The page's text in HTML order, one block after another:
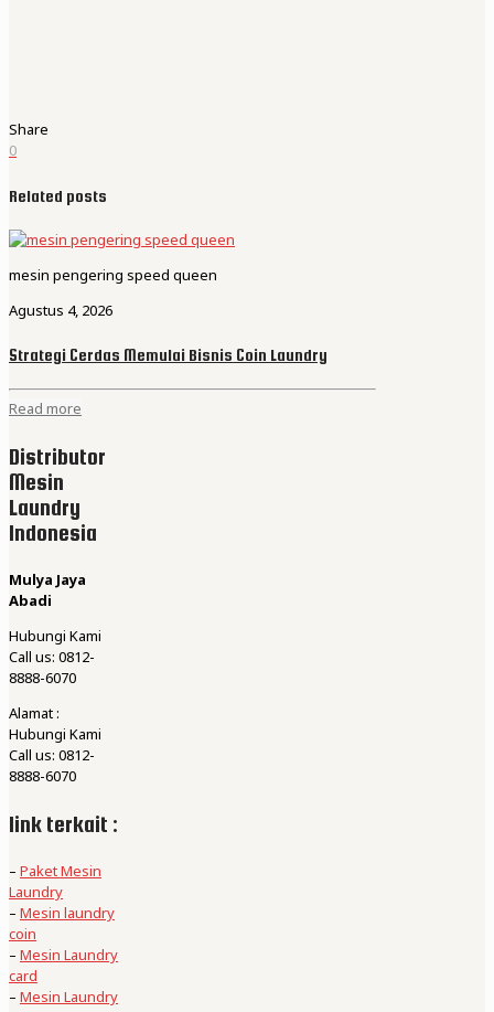
Share
0
Related posts
mesin pengering speed queen
Agustus 4, 2026
Strategi Cerdas Memulai Bisnis Coin Laundry
Read more
Distributor
Mesin
Laundry
Indonesia
Mulya Jaya
Abadi
Hubungi Kami
Call us: 0812-
8888-6070
Alamat :
Hubungi Kami
Call us: 0812-
8888-6070
link terkait :
– Paket Mesin
Laundry
– Mesin laundry
coin
– Mesin Laundry
card
– Mesin Laundry